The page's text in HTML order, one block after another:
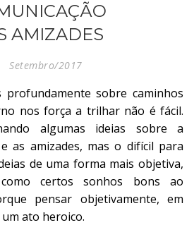
AMIZADES
Setembro/2017
profundamente sobre caminhos
nos força a trilhar não é fácil.
algumas ideias sobre a
as amizades, mas o difícil para
de uma forma mais objetiva,
certos sonhos bons ao
pensar objetivamente, em
ato heroico.